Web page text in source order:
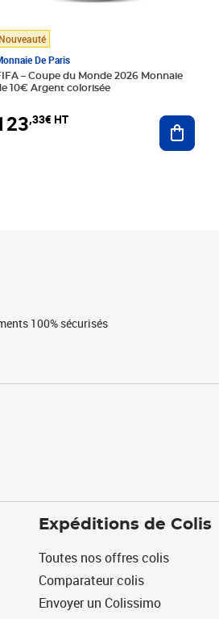
panier
Nouveauté
De Paris
– Coupe du Monde 2026 Monnaie
10€ Argent colorisée
,33€ HT
100% sécurisés
Expéditions de Colis
Toutes nos offres colis
Comparateur colis
Envoyer un Colissimo